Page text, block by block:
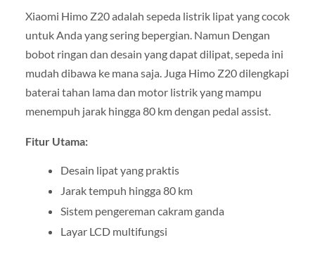
Xiaomi Himo Z20 adalah sepeda listrik lipat yang cocok
untuk Anda yang sering bepergian. Namun Dengan
bobot ringan dan desain yang dapat dilipat, sepeda ini
mudah dibawa ke mana saja. Juga Himo Z20 dilengkapi
baterai tahan lama dan motor listrik yang mampu
menempuh jarak hingga 80 km dengan pedal assist.
Fitur Utama:
Desain lipat yang praktis
Jarak tempuh hingga 80 km
Sistem pengereman cakram ganda
Layar LCD multifungsi